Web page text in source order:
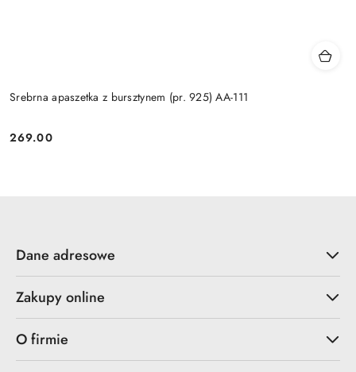
Srebrna apaszetka z bursztynem (pr. 925) AA-111
Cena:
269.00
Dane adresowe
Zakupy online
O firmie